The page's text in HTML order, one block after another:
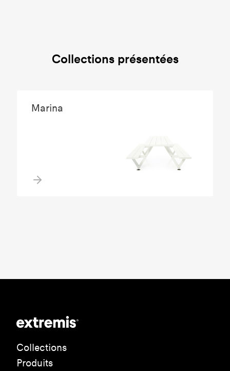
Collections présentées
Marina
Collections
Produits